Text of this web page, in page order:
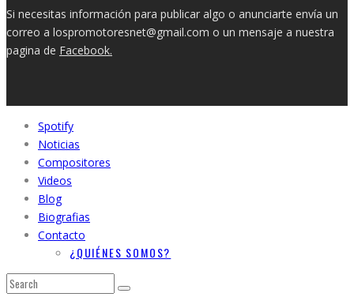
Si necesitas información para publicar algo o anunciarte envía un
correo a lospromotoresnet@gmail.com o un mensaje a nuestra
pagina de Facebook.
Spotify
Noticias
Compositores
Videos
Blog
Biografias
Contacto
¿QUIÉNES SOMOS?